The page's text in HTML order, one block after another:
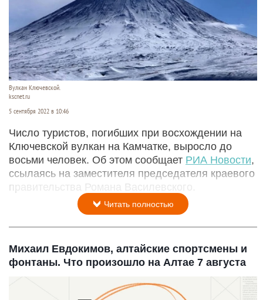
Вулкан Ключевской.
kscnet.ru
5 сентября 2022 в 10:46
Число туристов, погибших при восхождении на
Ключевской вулкан на Камчатке, выросло до
восьми человек. Об этом сообщает РИА Новости,
ссылаясь на заместителя председателя краевого
правительства Романа Василевского.
Читать полностью
Михаил Евдокимов, алтайские спортсмены и
фонтаны. Что произошло на Алтае 7 августа